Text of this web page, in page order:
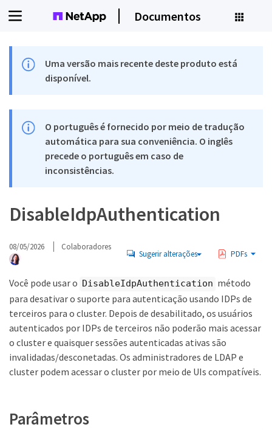
Documentos
Uma versão mais recente deste produto está
disponível.
O português é fornecido por meio de tradução
automática para sua conveniência. O inglês
precede o português em caso de
inconsistências.
DisableIdpAuthentication
08/05/2026 Colaboradores
Sugerir alterações PDFs
Você pode usar o DisableIdpAuthentication método
para desativar o suporte para autenticação usando IDPs de
terceiros para o cluster. Depois de desabilitado, os usuários
autenticados por IDPs de terceiros não poderão mais acessar
o cluster e quaisquer sessões autenticadas ativas são
invalidadas/desconetadas. Os administradores de LDAP e
cluster podem acessar o cluster por meio de UIs compatíveis.
Parâmetros